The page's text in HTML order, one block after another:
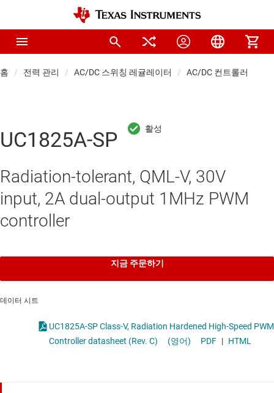
홈 전력 관리 AC/DC 스위칭 레귤레이터 AC/DC 컨트롤러
UC1825A-SP
Radiation-tolerant, QML-V, 30V
input, 2A dual-output 1MHz PWM
controller
지금 주문하기
데이터 시트
UC1825A-SP Class-V, Radiation Hardened High-Speed PWM
Controller datasheet (Rev. C)
(영어) PDF | HTML